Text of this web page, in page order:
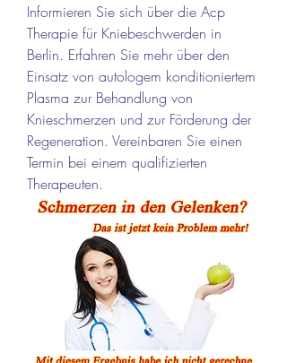
Informieren Sie sich über die Acp
Therapie für Kniebeschwerden in
Berlin. Erfahren Sie mehr über den
Einsatz von autologem konditioniertem
Plasma zur Behandlung von
Knieschmerzen und zur Förderung der
Regeneration. Vereinbaren Sie einen
Termin bei einem qualifizierten
Therapeuten.